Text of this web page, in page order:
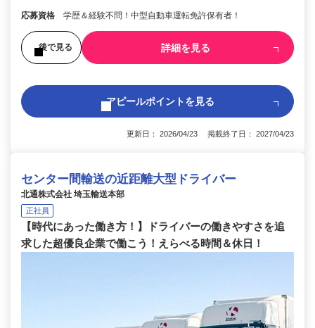
応募資格 学歴＆経験不問！中型自動車運転免許保有者！
後で見る 詳細を見る
アピールポイントを見る
更新日： 2026/04/23 掲載終了日： 2027/04/23
センター間輸送の近距離大型ドライバー
北通株式会社 埼玉輸送本部
正社員
【時代にあった働き方！】ドライバーの働きやすさを追
求した超優良企業で働こう！えらべる時間＆休日！